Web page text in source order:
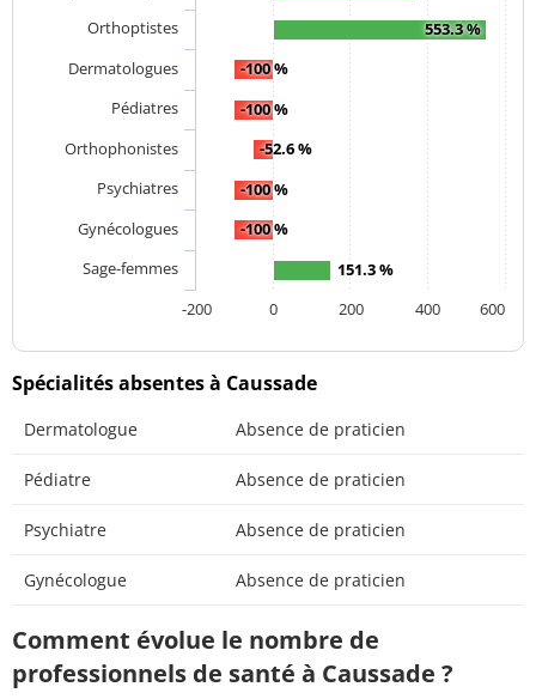
553.3 %
-100 %
-100 %
-52.6 %
-100 %
-100 %
151.3 %
Orthoptistes
Dermatologues
Pédiatres
Orthophonistes
Psychiatres
Gynécologues
Sage-femmes
-200
0 200 400 600
Spécialités absentes à Caussade
Dermatologue Absence de praticien
Pédiatre Absence de praticien
Psychiatre Absence de praticien
Gynécologue Absence de praticien
Comment évolue le nombre de
professionnels de santé à Caussade ?